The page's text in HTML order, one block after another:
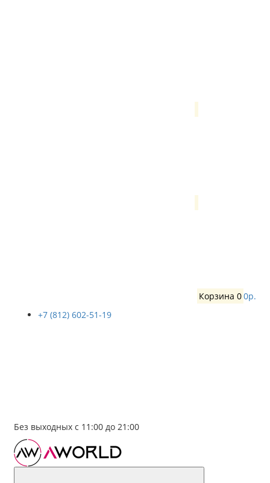
Корзина 00р.
+7 (812) 602-51-19
Без выходных с 11:00 до 21:00